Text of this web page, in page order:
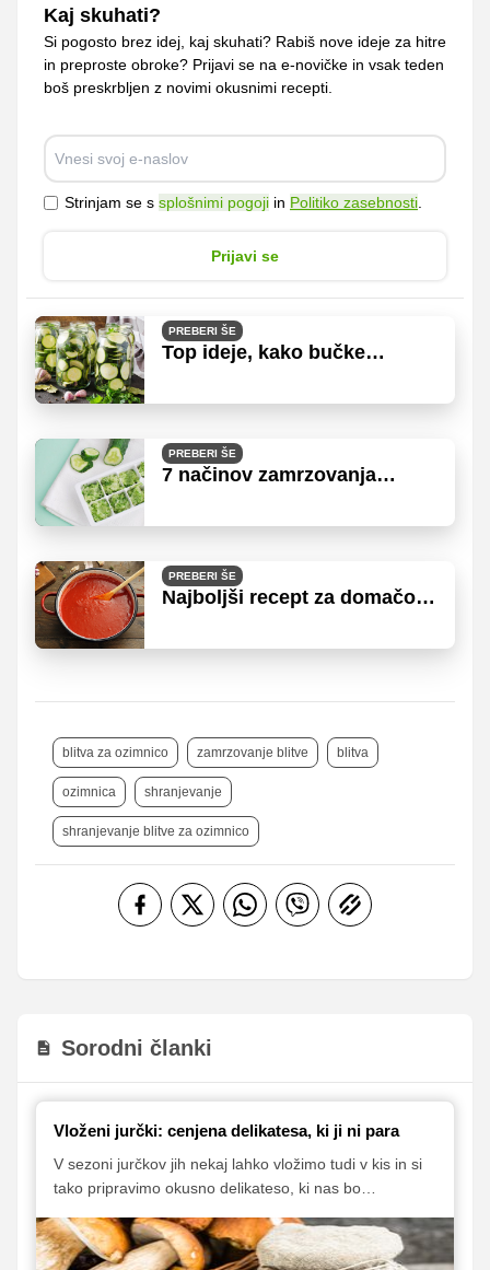
Kaj skuhati?
Si pogosto brez idej, kaj skuhati? Rabiš nove ideje za hitre
in preproste obroke? Prijavi se na e-novičke in vsak teden
boš preskrbljen z novimi okusnimi recepti.
Strinjam se s splošnimi pogoji in Politiko zasebnosti
Prijavi se
PREBERI ŠE
Top ideje, kako bučke
PREBERI ŠE
7 načinov zamrzovanja
PREBERI ŠE
Najboljši recept za domačo
blitva za ozimnico zamrzovanje blitve blitva
ozimnica shranjevanje
shranjevanje blitve za ozimnico
Sorodni članki
Vloženi jurčki: cenjena delikatesa, ki ji ni para
V sezoni jurčkov jih nekaj lahko vložimo tudi v kis in si
tako pripravimo okusno delikateso, ki nas bo
odlična priloga k raznovrstnim narezkom, lahko pa jih
namesto šampinjonov damo tudi na pico.